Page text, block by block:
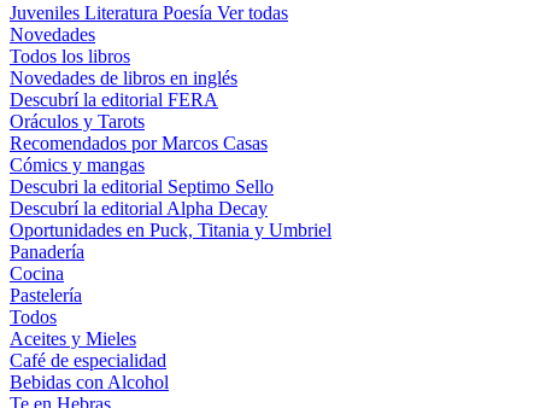
Juveniles Literatura Poesía Ver todas
Novedades
Todos los libros
Novedades de libros en inglés
Descubrí la editorial FERA
Oráculos y Tarots
Recomendados por Marcos Casas
Cómics y mangas
Descubri la editorial Septimo Sello
Descubrí la editorial Alpha Decay
Oportunidades en Puck, Titania y Umbriel
Panadería
Cocina
Pastelería
Todos
Aceites y Mieles
Café de especialidad
Bebidas con Alcohol
Te en Hebras